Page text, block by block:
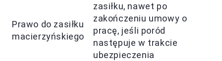
Prawo do zasiłku
macierzyńskiego
zasiłku, nawet po
zakończeniu umowy o
pracę, jeśli poród
następuje w trakcie
ubezpieczenia